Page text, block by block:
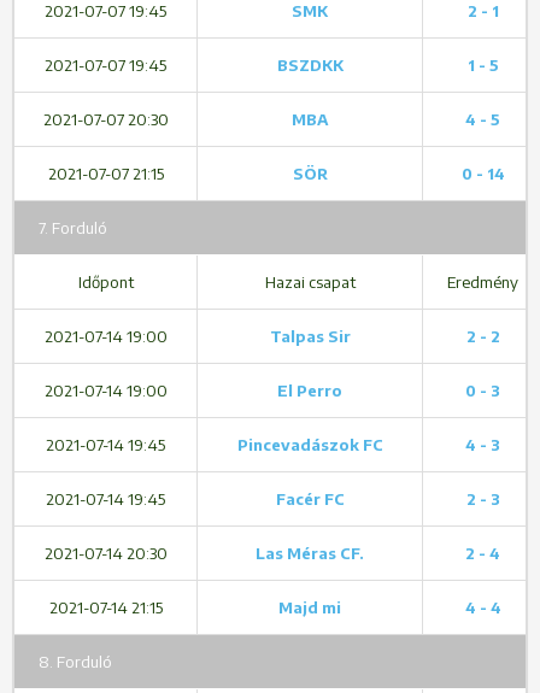
2021-07-07 19:45 SMK 2 - 1
2021-07-07 19:45 BSZDKK 1 - 5
2021-07-07 20:30 MBA 4 - 5
2021-07-07 21:15 SÖR 0 - 14
7. Forduló
Időpont Hazai csapat Eredmény
2021-07-14 19:00 Talpas Sir 2 - 2
2021-07-14 19:00 El Perro 0 - 3
2021-07-14 19:45 Pincevadászok FC 4 - 3
2021-07-14 19:45 Facér FC 2 - 3
2021-07-14 20:30 Las Méras CF. 2 - 4
2021-07-14 21:15 Majd mi 4 - 4
8. Forduló